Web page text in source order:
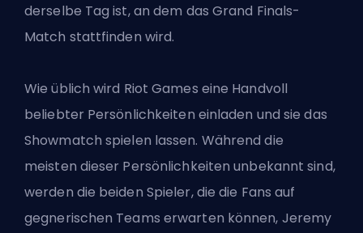
derselbe Tag ist, an dem das Grand Finals-
Match stattfinden wird.
Wie üblich wird Riot Games eine Handvoll
beliebter Persönlichkeiten einladen und sie das
Showmatch spielen lassen. Während die
meisten dieser Persönlichkeiten unbekannt sind,
werden die beiden Spieler, die die Fans auf
gegnerischen Teams erwarten können, Jeremy